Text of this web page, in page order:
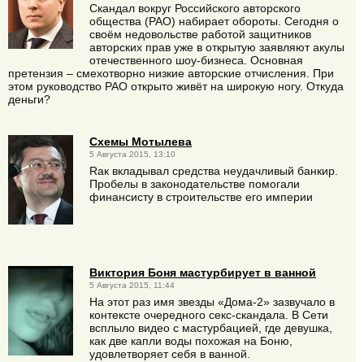
Скандал вокруг Российского авторского
общества (РАО) набирает обороты. Сегодня о
своём недовольстве работой защитников
авторских прав уже в открытую заявляют акулы
отечественного шоу-бизнеса. Основная
претензия – смехотворно низкие авторские отчисления. При
этом руководство РАО открыто живёт на широкую ногу. Откуда
деньги?
Схемы Мотылева
5 Августа 2015, 13:10
Rак вкладывал средства неудачливый банкир.
Пробелы в законодательстве помогали
финансисту в строительстве его империи
Виктория Боня мастурбирует в ванной
5 Августа 2015, 11:44
На этот раз имя звезды «Дома-2» зазвучало в
контексте очередного секс-скандала. В Cети
всплыло видео с мастурбацией, где девушка,
как две капли воды похожая на Боню,
удовлетворяет себя в ванной.